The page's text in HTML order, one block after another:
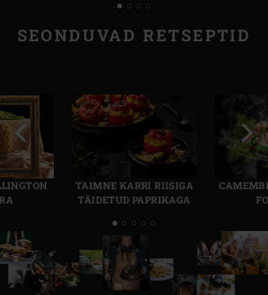
SEONDUVAD RETSEPTID
TAIMNE KARRI RIISIGA
TÄIDETUD PAPRIKAGA
Eelmine
slaid